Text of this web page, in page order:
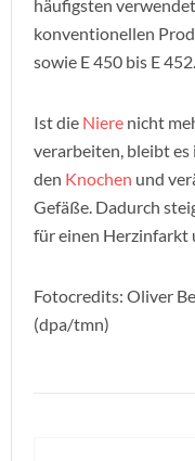
häufigsten
konventionellen
sowie E 450 bis E 452.
Ist die Niere nicht
verarbeiten, bleibt es
den Knochen und
Gefäße. Dadurch
für einen Herzinfarkt
Fotocredits: Oliver
(dpa/tmn)